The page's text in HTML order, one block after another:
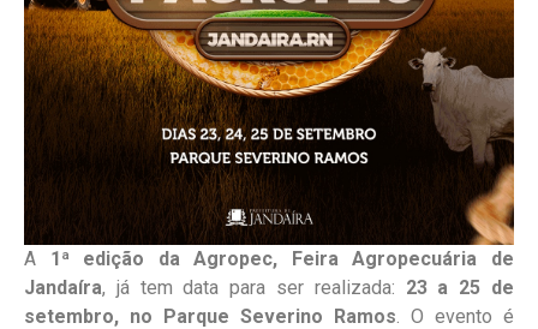
A 1ª edição da Agropec, Feira Agropecuária de
Jandaíra, já tem data para ser realizada: 23 a 25 de
setembro, no Parque Severino Ramos . O evento é